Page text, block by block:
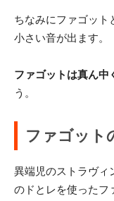
ちなみにファゴット
小さい音が出ます。
ファゴットは真ん中
う。
ファゴット
異端児のストラヴィ
のドとレを使ったフ